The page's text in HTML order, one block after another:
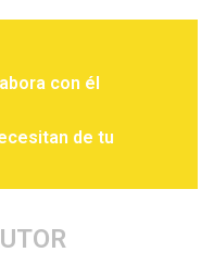
con él
de tu